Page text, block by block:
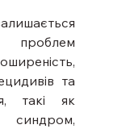
проблем
та
такі як
синдром,